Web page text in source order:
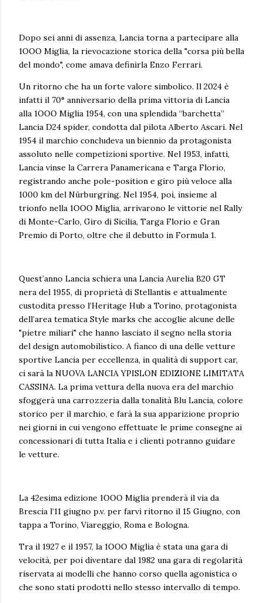
Dopo sei anni di assenza, Lancia torna a partecipare alla
1OOO Miglia, la rievocazione storica della "corsa più bella
del mondo", come amava definirla Enzo Ferrari.
Un ritorno che ha un forte valore simbolico. Il 2024 è
infatti il 70° anniversario della prima vittoria di Lancia
alla 1OOO Miglia 1954, con una splendida “barchetta”
Lancia D24 spider, condotta dal pilota Alberto Ascari. Nel
1954 il marchio concludeva un biennio da protagonista
assoluto nelle competizioni sportive. Nel 1953, infatti,
Lancia vinse la Carrera Panamericana e Targa Florio,
registrando anche pole-position e giro più veloce alla
1000 km del Nürburgring. Nel 1954, poi, insieme al
trionfo nella 1OOO Miglia, arrivarono le vittorie nel Rally
di Monte-Carlo, Giro di Sicilia, Targa Florio e Gran
Premio di Porto, oltre che il debutto in Formula 1.
Quest’anno Lancia schiera una Lancia Aurelia B20 GT
nera del 1955, di proprietà di Stellantis e attualmente
custodita presso l’Heritage Hub a Torino, protagonista
dell’area tematica Style marks che accoglie alcune delle
"pietre miliari" che hanno lasciato il segno nella storia
del design automobilistico. A fianco di una delle vetture
sportive Lancia per eccellenza, in qualità di support car,
ci sarà la NUOVA LANCIA YPISLON EDIZIONE LIMITATA
CASSINA. La prima vettura della nuova era del marchio
sfoggerà una carrozzeria dalla tonalità Blu Lancia, colore
storico per il marchio, e farà la sua apparizione proprio
nei giorni in cui vengono effettuate le prime consegne ai
concessionari di tutta Italia e i clienti potranno guidare
le vetture.
La 42esima edizione 1OOO Miglia prenderà il via da
Brescia l’11 giugno p.v. per farvi ritorno il 15 Giugno, con
tappa a Torino, Viareggio, Roma e Bologna.
Tra il 1927 e il 1957, la 1OOO Miglia è stata una gara di
velocità, per poi diventare dal 1982 una gara di regolarità
riservata ai modelli che hanno corso quella agonistica o
che sono stati prodotti nello stesso intervallo di tempo.